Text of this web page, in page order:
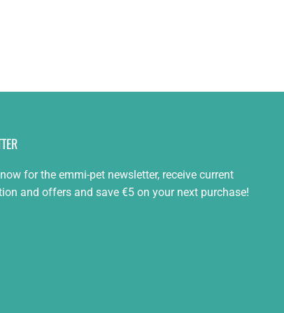
for the emmi-pet newsletter, receive current
and offers and save €5 on your next purchase!